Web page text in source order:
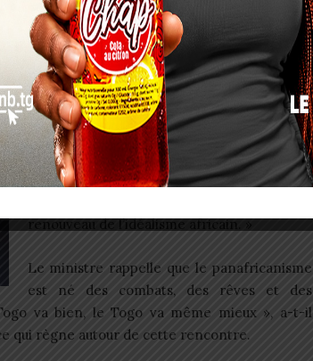
n’est pas le fruit du hasard. En février 2020,
a plaidé à l’Union Africaine la nécessité
an plus tard, l’UA en faisait une réalité.
Depuis, le pays s’est imposé comme un
acteur majeur du renouveau panafricain.
Robert Dussey n’a pas caché sa fierté en
remerciant Faure Gnassingbé qui a permis
renouveau de l’idéalisme africain. »
Le ministre rappelle que le panafricanisme
est né des combats, des rêves et des
va bien, le Togo va même mieux », a-t-il
qui règne autour de cette rencontre.